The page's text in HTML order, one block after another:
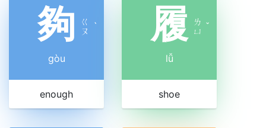
夠
ㄍ
ㄡ ˋ
gòu
enough
履
ㄌ
ㄩ ˇ
lǚ
shoe